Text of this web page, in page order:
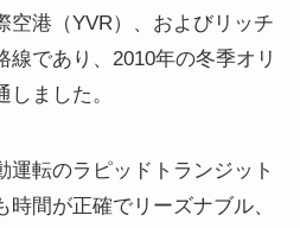
空港（YVR）、およびリッチ
線であり、2010年の冬季オリ
ました。
運転のラピッドトランジット
時間が正確でリーズナブル、